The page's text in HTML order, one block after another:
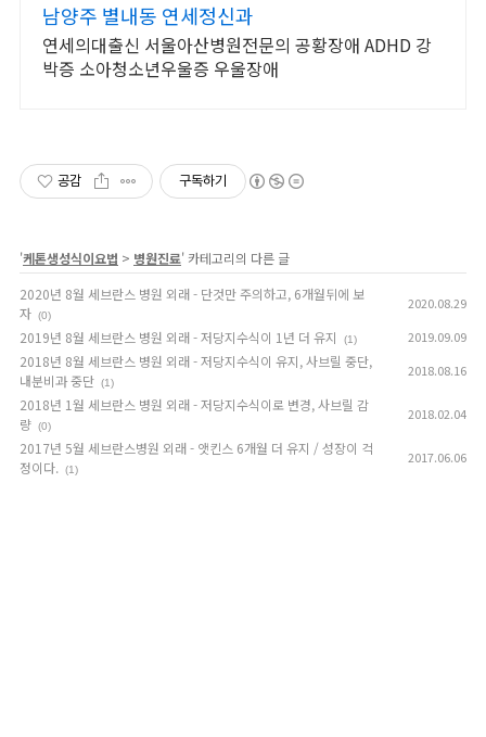
남양주 별내동 연세정신과
연세의대출신 서울아산병원전문의 공황장애 ADHD 강
박증 소아청소년우울증 우울장애
공감 구독하기
'케톤생성식이요법 > 병원진료' 카테고리의 다른 글
2020년 8월 세브란스 병원 외래 - 단것만 주의하고, 6개월뒤에 보
자 (0)
2020.08.29
2019년 8월 세브란스 병원 외래 - 저당지수식이 1년 더 유지 (1) 2019.09.09
2018년 8월 세브란스 병원 외래 - 저당지수식이 유지, 사브릴 중단,
내분비과 중단 (1)
2018.08.16
2018년 1월 세브란스 병원 외래 - 저당지수식이로 변경, 사브릴 감
량 (0)
2018.02.04
2017년 5월 세브란스병원 외래 - 앳킨스 6개월 더 유지 / 성장이 걱
정이다. (1)
2017.06.06